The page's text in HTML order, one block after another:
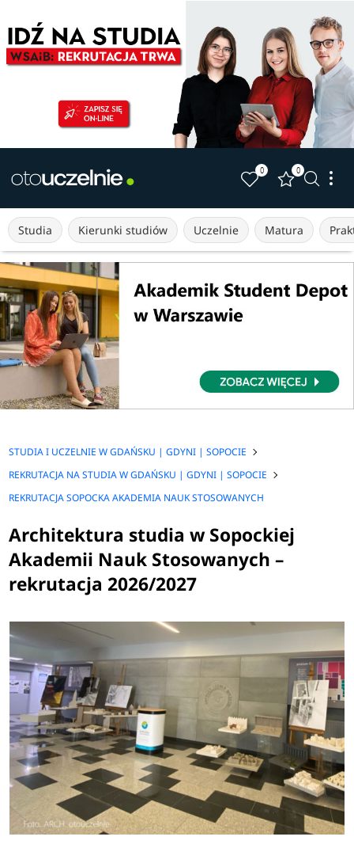
0 0
Studia Kierunki studiów Uczelnie Matura
STUDIA I UCZELNIE W GDAŃSKU | GDYNI | SOPOCIE
REKRUTACJA NA STUDIA W GDAŃSKU | GDYNI | SOPOCIE
REKRUTACJA SOPOCKA AKADEMIA NAUK STOSOWANYCH
Architektura studia w Sopockiej
Akademii Nauk Stosowanych –
rekrutacja 2026/2027